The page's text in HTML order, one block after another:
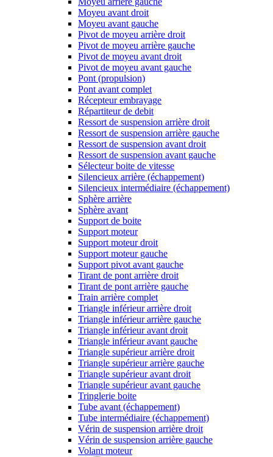
Moyeu avant droit
Moyeu avant gauche
Pivot de moyeu arrière droit
Pivot de moyeu arrière gauche
Pivot de moyeu avant droit
Pivot de moyeu avant gauche
Pont (propulsion)
Pont avant complet
Récepteur embrayage
Répartiteur de debit
Ressort de suspension arrière droit
Ressort de suspension arrière gauche
Ressort de suspension avant droit
Ressort de suspension avant gauche
Sélecteur boite de vitesse
Silencieux arrière (échappement)
Silencieux intermédiaire (échappement)
Sphère arrière
Sphère avant
Support de boite
Support moteur
Support moteur droit
Support moteur gauche
Support pivot avant gauche
Tirant de pont arrière droit
Tirant de pont arrière gauche
Train arrière complet
Triangle inférieur arrière droit
Triangle inférieur arrière gauche
Triangle inférieur avant droit
Triangle inférieur avant gauche
Triangle supérieur arrière droit
Triangle supérieur arrière gauche
Triangle supérieur avant droit
Triangle supérieur avant gauche
Tringlerie boite
Tube avant (échappement)
Tube intermédiaire (échappement)
Vérin de suspension arrière droit
Vérin de suspension arrière gauche
Volant moteur